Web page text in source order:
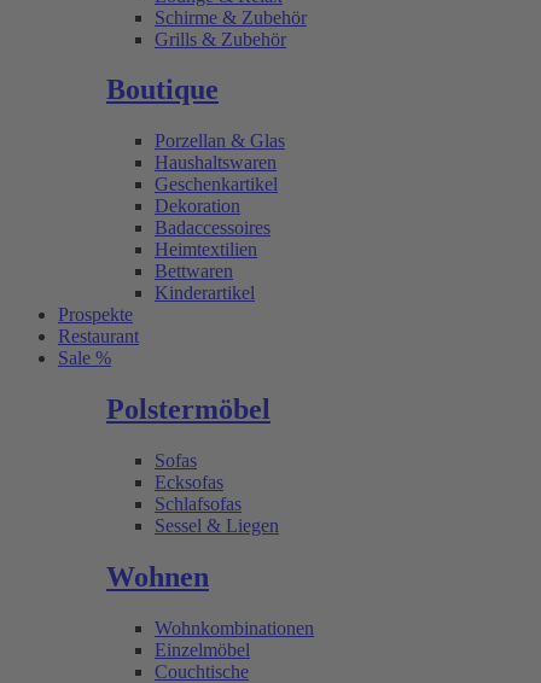
Schirme & Zubehör
Grills & Zubehör
Boutique
Porzellan & Glas
Haushaltswaren
Geschenkartikel
Dekoration
Badaccessoires
Heimtextilien
Bettwaren
Kinderartikel
Prospekte
Restaurant
Sale %
Polstermöbel
Sofas
Ecksofas
Schlafsofas
Sessel & Liegen
Wohnen
Wohnkombinationen
Einzelmöbel
Couchtische